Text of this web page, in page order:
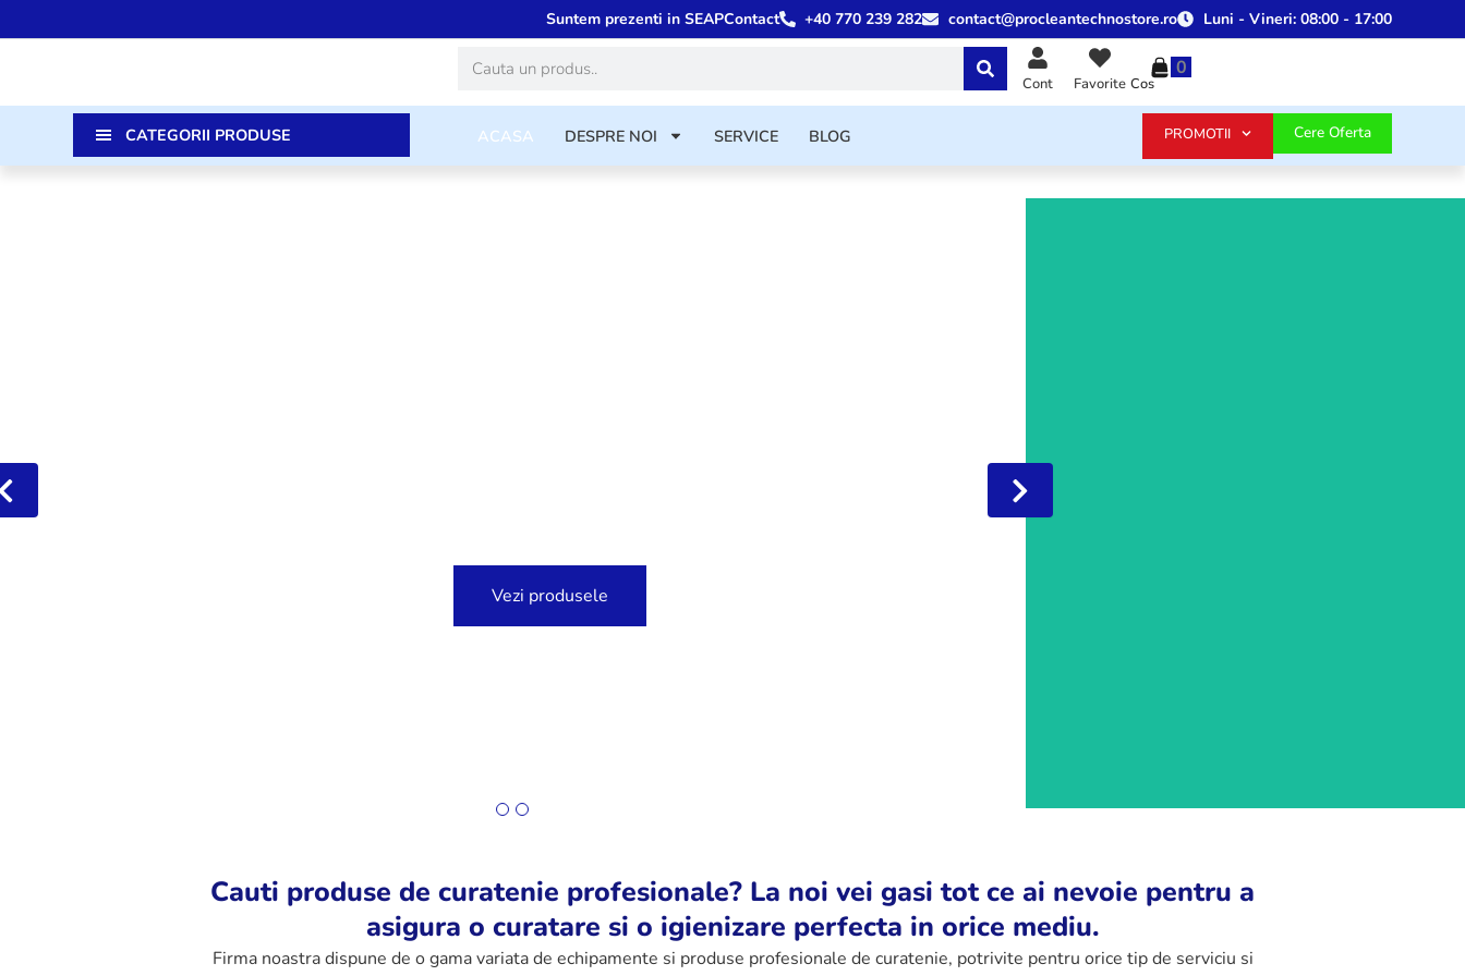
to
+40 770 239 282 contact@procleantechnostore.ro Luni - Vineri:08:00 - 17:00
Suntem prezenti in SEAPContact
Cont Favorite
0
Cos
CATEGORII PRODUSE ACASA DESPRE NOI SERVICE BLOG Cere Oferta
PROMOTII
Vezi produsele
Cauti produse de curatenie profesionale? La noi vei gasi tot ce ai nevoie pentru a
asigura o curatare si o igienizare perfecta in orice mediu.
Firma noastra dispune de o gama variata de echipamente si produse profesionale de curatenie, potrivite pentru orice tip de serviciu si